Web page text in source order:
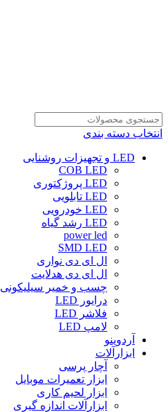
انتخاب دسته بندی
LED و تجهیزات روشنایی
COB LED
LED پروژکتوری
LED تابلویی
LED خودرویی
LED رشد گیاه
power led
SMD LED
ال ای دی نواری
ال ای دی هدلایت
چسب و خمیر سیلیکونی
درایور LED
فلاشر LED
لامپ LED
آردوینو
ابزارآلات
آچار پرسی
ابزار تعمیرات موبایل
ابزار لحیم کاری
ابزارآلات اندازه گیری